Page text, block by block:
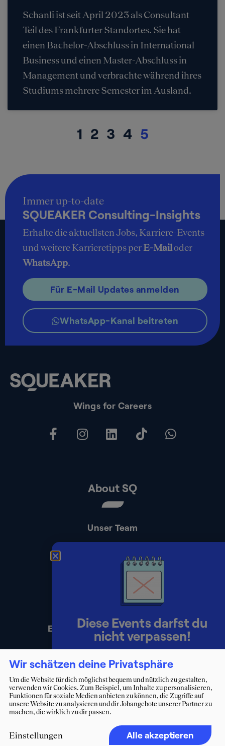
Schanli ist seit April 2023 als Consultant
Teil des Frankfurter Standortes. Sie hat
einen Bachelor-Abschluss in International
Business und einen Master-Abschluss in
Management und verbrachte während ihres
Studiums mehrere Semester im Ausland.
1 2 3 4 5
Wings for Careers
About SQ
Unser Team
Presse
Impressum
Datenschutz
Erklärung zur Barrierefreiheit
Immer up-to-date
SQUEAKER Consulting-Insights
Erhalte die aktuellsten Jobs, Karriere-Events
und weitere Karrieretipps perE-Mailoder
WhatsApp.
Für E-Mail Updates anmelden
WhatsApp-Kanal beitreten
Wir schätzen deine Privatsphäre
Um die Website für dich möglichst bequem und nützlich zu gestalten,
verwenden wir Cookies. Zum Beispiel, um Inhalte zu personalisieren,
Funktionen für soziale Medien anbieten zu können, die Zugriffe auf
unsere Website zu analysieren und dir Jobangebote unserer Partner zu
machen, die wirklich zu dir passen.
Einstellungen Alle akzeptieren
Diese Events darfst du
nicht verpassen!
Lerne Berater:innen persönlich
kennen und starte deinen Weg ins
Consulting.
Zum Eventkalender